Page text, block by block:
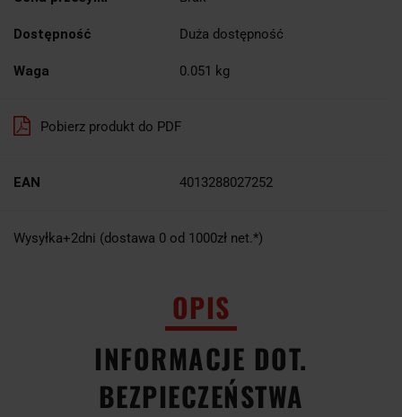
Dostępność Duża dostępność
Waga 0.051 kg
Pobierz produkt do PDF
EAN 4013288027252
Wysyłka+2dni (dostawa 0 od 1000zł net.*)
OPIS
INFORMACJE DOT.
BEZPIECZEŃSTWA